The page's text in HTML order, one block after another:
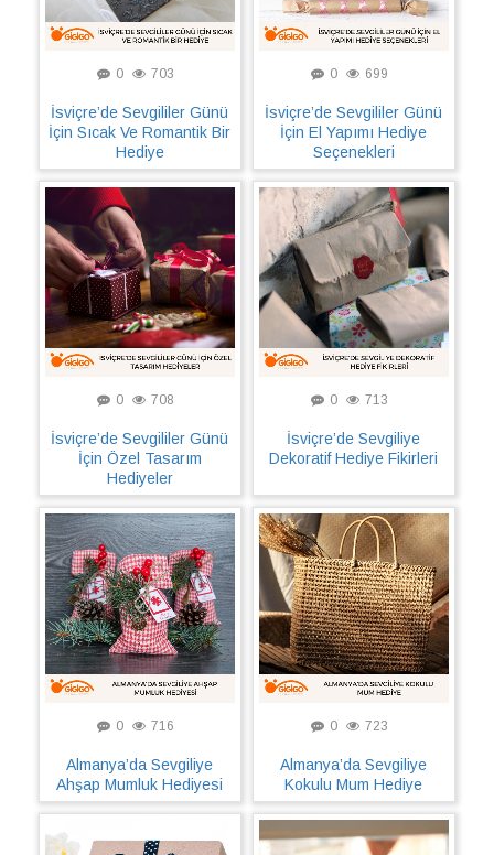
0 703
İsviçre’de Sevgililer Günü
İçin Sıcak Ve Romantik Bir
Hediye
0 699
İsviçre’de Sevgililer Günü
İçin El Yapımı Hediye
Seçenekleri
0 708
İsviçre’de Sevgililer Günü
İçin Özel Tasarım
Hediyeler
0 713
İsviçre’de Sevgiliye
Dekoratif Hediye Fikirleri
0 716
Almanya’da Sevgiliye
Ahşap Mumluk Hediyesi
0 723
Almanya’da Sevgiliye
Kokulu Mum Hediye